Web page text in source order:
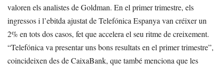
valoren els analistes de Goldman. En el primer trimestre, els
ingressos i l’ebitda ajustat de Telefónica Espanya van créixer un
2% en tots dos casos, fet que accelera el seu ritme de creixement.
“Telefónica va presentar uns bons resultats en el primer trimestre”,
coincideixen des de CaixaBank, que també menciona que les